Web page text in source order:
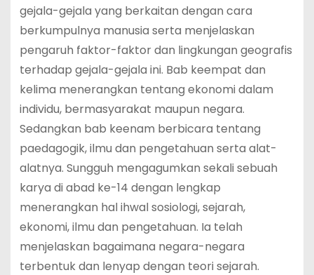
gejala-gejala yang berkaitan dengan cara
berkumpulnya manusia serta menjelaskan
pengaruh faktor-faktor dan lingkungan geografis
terhadap gejala-gejala ini. Bab keempat dan
kelima menerangkan tentang ekonomi dalam
individu, bermasyarakat maupun negara.
Sedangkan bab keenam berbicara tentang
paedagogik, ilmu dan pengetahuan serta alat-
alatnya. Sungguh mengagumkan sekali sebuah
karya di abad ke-14 dengan lengkap
menerangkan hal ihwal sosiologi, sejarah,
ekonomi, ilmu dan pengetahuan. Ia telah
menjelaskan bagaimana negara-negara
terbentuk dan lenyap dengan teori sejarah.